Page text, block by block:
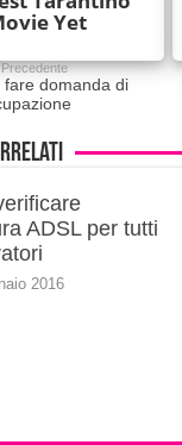
fare domanda di
ADSL per tutti
2016